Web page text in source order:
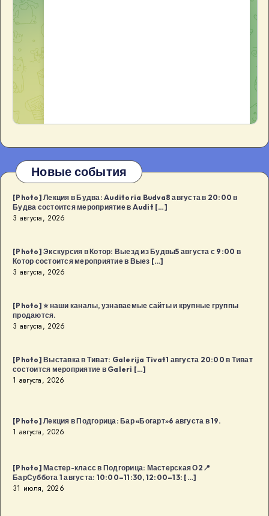
Новые события
[Photo] Лекция в Будва: Auditoria Budva8 августа в 20:00 в
Будва состоится мероприятие в Audit […]
3 августа, 2026
[Photo] Экскурсия в Котор: Выезд из Будвы5 августа с 9:00 в
Котор состоится мероприятие в Выез […]
3 августа, 2026
[Photo] ⭐️ наши каналы, узнаваемые сайты и крупные группы
продаются.
3 августа, 2026
[Photo] Выставка в Тиват: Galerija Tivat1 августа 20:00 в Тиват
состоится мероприятие в Galeri […]
1 августа, 2026
[Photo] Лекция в Подгорица: Бар «Богарт»6 августа в 19.
1 августа, 2026
[Photo] Мастер-класс в Подгорица: Мастерская О2📍
БарСуббота 1 августа: 10:00–11:30, 12:00–13: […]
31 июля, 2026